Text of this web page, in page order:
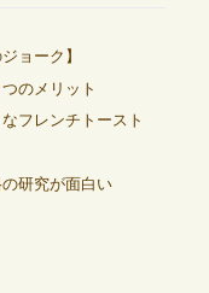
ョーク】
のメリット
フレンチトースト
研究が面白い